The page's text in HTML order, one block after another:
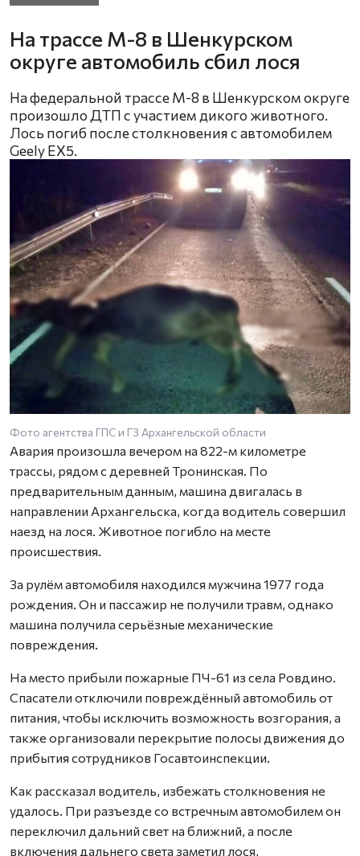
На трассе М-8 в Шенкурском
округе автомобиль сбил лося
На федеральной трассе М-8 в Шенкурском округе
произошло ДТП с участием дикого животного.
Лось погиб после столкновения с автомобилем
Geely EX5.
Фото агентства ГПС и ГЗ Архангельской области
Авария произошла вечером на 822-м километре
трассы, рядом с деревней Тронинская. По
предварительным данным, машина двигалась в
направлении Архангельска, когда водитель совершил
наезд на лося. Животное погибло на месте
происшествия.
За рулём автомобиля находился мужчина 1977 года
рождения. Он и пассажир не получили травм, однако
машина получила серьёзные механические
повреждения.
На место прибыли пожарные ПЧ-61 из села Ровдино.
Спасатели отключили повреждённый автомобиль от
питания, чтобы исключить возможность возгорания, а
также организовали перекрытие полосы движения до
прибытия сотрудников Госавтоинспекции.
Как рассказал водитель, избежать столкновения не
удалось. При разъезде со встречным автомобилем он
переключил дальний свет на ближний, а после
включения дальнего света заметил лося,